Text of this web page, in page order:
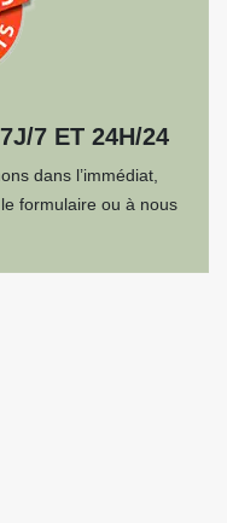
7 ET 24H/24
dans l’immédiat,
formulaire ou à nous